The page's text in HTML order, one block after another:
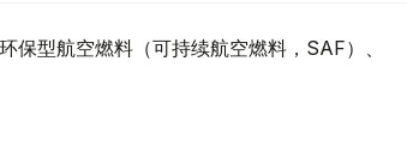
型航空燃料（可持续航空燃料，SAF）、